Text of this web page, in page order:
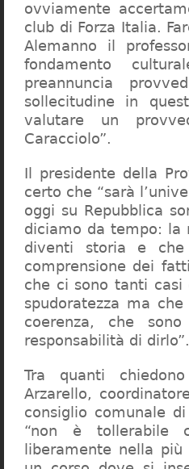
ovviamente
club di Forza Italia.
Alemanno il
fondamento
preannuncia
sollecitudine in
valutare un
Caracciolo”.
Il presidente della
certo che “sarà
oggi su Repubblica
diciamo da tempo: la
diventi storia e
comprensione dei
che ci sono tanti casi
spudoratezza ma
coerenza, che
responsabilità di dirlo”.
Tra quanti
Arzarello,
consiglio comunale
“non è tollerabile
liberamente nella